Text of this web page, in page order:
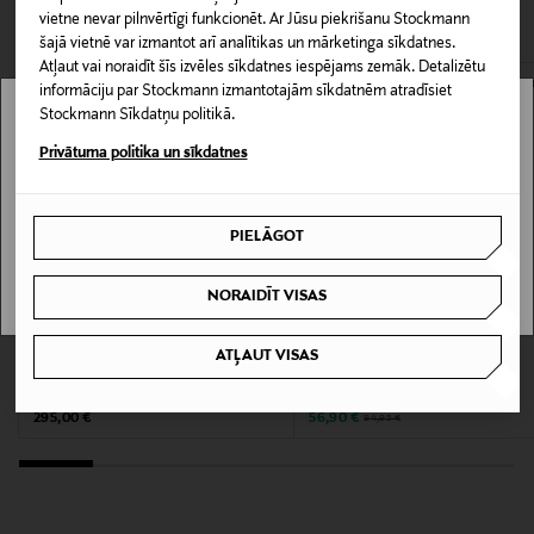
vietne nevar pilnvērtīgi funkcionēt. Ar Jūsu piekrišanu Stockmann
šajā vietnē var izmantot arī analītikas un mārketinga sīkdatnes.
Atļaut vai noraidīt šīs izvēles sīkdatnes iespējams zemāk. Detalizētu
informāciju par Stockmann izmantotajām sīkdatnēm atradīsiet
Stockmann Sīkdatņu politikā.
Privātuma politika un sīkdatnes
PIELĀGOT
NORAIDĪT VISAS
ATĻAUT VISAS
Materiāls
88% viskoze, 12% lins
Kopšanas instrukcijas
160 FOREST NIGHT
Ražotājvalsts
ĶĪNA
Piegāde uz saņemšanas punktu
0,00 € – 4,90 €
CITI KLIENTI SKATĪJĀS ARĪ
Original Price
295,00 €
Discounted Price
56,90 € Original Price
94,95 €
Stockmann nav pieejams tavā valstī.
I UNDERSTAND